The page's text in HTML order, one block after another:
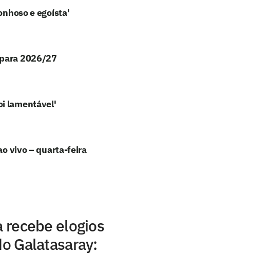
e egoísta'
2026/27
lamentável'
vivo – quarta-feira
recebe elogios
Galatasaray: